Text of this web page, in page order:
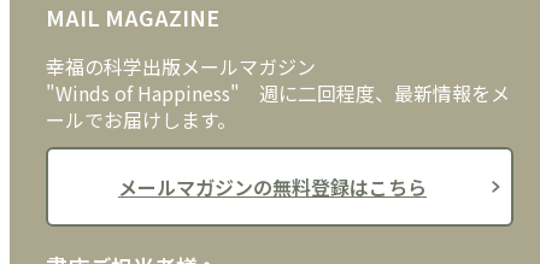
外国語
クッキーポリシー
MAIL MAGAZINE
幸福の科学出版メールマガジン
"Winds of Happiness" 週に二回程度、最新情報をメ
ールでお届けします。
メールマガジンの無料登録はこちら